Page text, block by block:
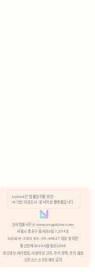
분석 쿠키 허용
Lawvot은 법률업무를 위한
AI 기반 자료조사 · 문서작성 플랫폼입니다.
안국법률사무소 www.anguklaw.com
서울시 종로구 율곡로2길 7, 304호
02)3210-3330 105-05-48527 대표 정희찬
통신판매 2024서울종로0248
개인정보 처리방침, 이용약관 고지, 쿠키 정책, 쿠키 설정
오픈소스 소프트웨어 공지